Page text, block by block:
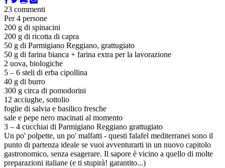
23 commenti
Per 4 persone
200 g di spinacini
200 g di ricotta di capra
50 g di Parmigiano Reggiano, grattugiato
50 g di farina bianca + farina extra per la lavorazione
2 uova, biologiche
5 – 6 steli di erba cipollina
40 g di burro
300 g circa di pomodorini
12 acciughe, sottolio
foglie di salvia e basilico fresche
sale e pepe nero macinati al momento
3 – 4 cucchiai di Parmigiano Reggiano grattugiato
Un po' polpette, un po' malfatti - questi falafel mediterranei sono il
punto di partenza ideale se vuoi avventurarti in un nuovo capitolo
gastronomico, senza esagerare. Il sapore è vicino a quello di molte
preparazioni italiane (e ti stupirà! garantito...)